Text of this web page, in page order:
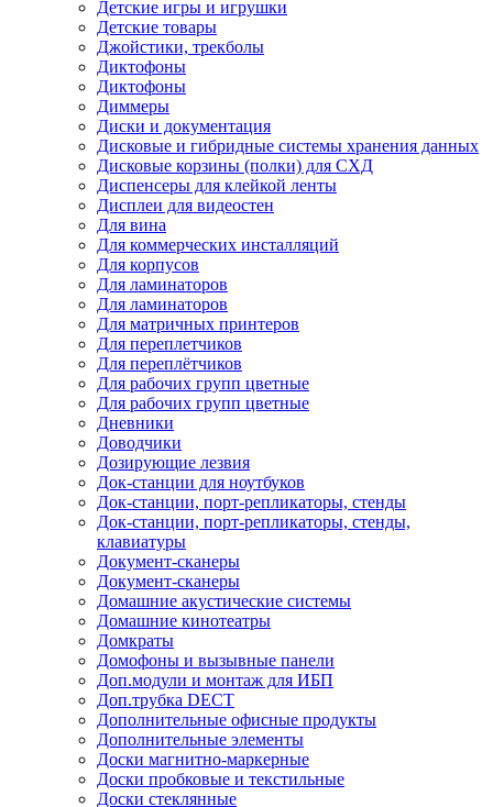
Детские игры и игрушки
Детские товары
Джойстики, трекболы
Диктофоны
Диктофоны
Диммеры
Диски и документация
Дисковые и гибридные системы хранения данных
Дисковые корзины (полки) для СХД
Диспенсеры для клейкой ленты
Дисплеи для видеостен
Для вина
Для коммерческих инсталляций
Для корпусов
Для ламинаторов
Для ламинаторов
Для матричных принтеров
Для переплетчиков
Для переплётчиков
Для рабочих групп цветные
Для рабочих групп цветные
Дневники
Доводчики
Дозирующие лезвия
Док-станции для ноутбуков
Док-станции, порт-репликаторы, стенды
Док-станции, порт-репликаторы, стенды,
клавиатуры
Документ-сканеры
Документ-сканеры
Домашние акустические системы
Домашние кинотеатры
Домкраты
Домофоны и вызывные панели
Доп.модули и монтаж для ИБП
Доп.трубка DECT
Дополнительные офисные продукты
Дополнительные элементы
Доски магнитно-маркерные
Доски пробковые и текстильные
Доски стеклянные